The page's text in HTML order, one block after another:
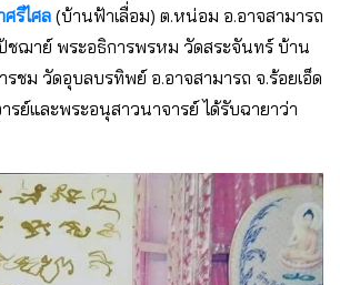
รีไศล (บ้านฟ้าเลื่อม) ต.หน่อม อ.อาจสามารถ
ปัชฌาย์ พระอธิการพรหม วัดสระจันทร์ บ้าน
รชม วัดอุบลบรทิพย์ อ.อาจสามารถ จ.ร้อยเอ็ด
รย์และพระอนุสาวนาจารย์ ได้รับฉายาว่า